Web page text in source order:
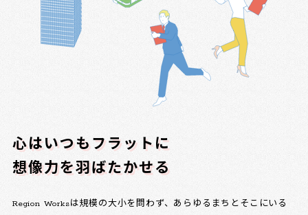
心はいつもフラットに
想像力を羽ばたかせる
Region Worksは規模の大小を問わず、あらゆるまちとそこにいる